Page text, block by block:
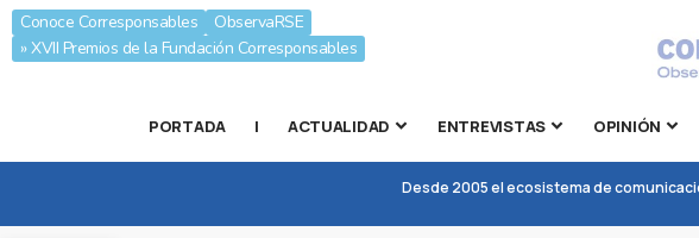
Conoce Corresponsables
ObservaRSE
» XVII Premios de la Fundación Corresponsables
PORTADA | ACTUALIDAD ENTREVISTAS OPINIÓN
Desde 2005 el ecosistema de